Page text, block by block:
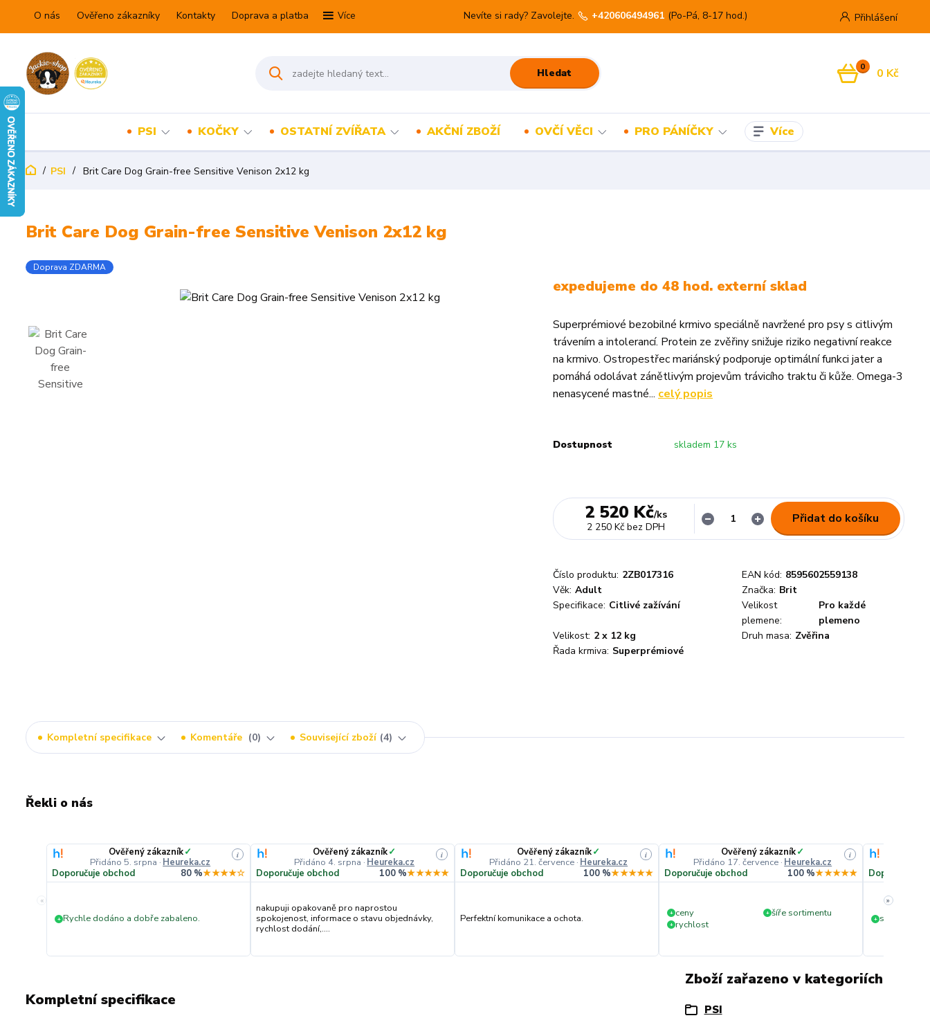
O nás Ověřeno zákazníky Kontakty Doprava a platba Více Přihlášení
Hledat
Nevíte si rady? Zavolejte. +420606494961 (Po-Pá, 8-17 hod.)
0 0 Kč
PSI KOČKY OSTATNÍ ZVÍŘATA AKČNÍ ZBOŽÍ OVČÍ VĚCI PRO PÁNÍČKY Více
PSI Brit Care Dog Grain-free Sensitive Venison 2x12 kg
Brit Care Dog Grain-free Sensitive Venison 2x12 kg
Doprava ZDARMA
expedujeme do 48 hod. externí sklad
Superprémiové bezobilné krmivo speciálně navržené pro psy s citlivým
trávením a intolerancí. Protein ze zvěřiny snižuje riziko negativní reakce
na krmivo. Ostropestřec mariánský podporuje optimální funkci jater a
pomáhá odolávat zánětlivým projevům trávicího traktu či kůže. Omega-3
nenasycené mastné... celý popis
Dostupnost skladem 17 ks
2 520 Kč/ks
2 250 Kč bez DPH
Přidat do košíku
Číslo produktu: 2ZB017316 EAN kód: 8595602559138
Věk: Adult Značka: Brit
Specifikace: Citlivé zažívání
Velikost
plemene:
Pro každé
plemeno
Velikost: 2 x 12 kg Druh masa: Zvěřina
Řada krmiva: Superprémiové
Kompletní specifikace Komentáře 0 Související zboží 4
Řekli o nás
«
Ověřený zákazník✓
Přidáno 5. srpna · Heureka.cz
i
Doporučuje obchod 80 %★★★★☆
+ Rychle dodáno a dobře zabaleno.
Ověřený zákazník✓
Přidáno 4. srpna · Heureka.cz
i
Doporučuje obchod 100 %★★★★★
nakupuji opakovaně pro naprostou
spokojenost, informace o stavu objednávky,
rychlost dodání,....
Ověřený zákazník✓
Přidáno 21. července · Heureka.cz
i
Doporučuje obchod 100 %★★★★★
Perfektní komunikace a ochota.
Ověřený zákazník✓
Přidáno 17. července · Heureka.cz
i
Doporučuje obchod 100 %★★★★★
+ ceny + šíře sortimentu
+ rychlost
Doporučuje
+ slušná
»
Kompletní specifikace
Zboží zařazeno v kategoriích
PSI